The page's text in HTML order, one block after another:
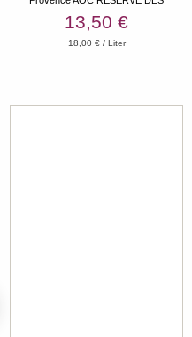
13,50 €
18,00 € / Liter